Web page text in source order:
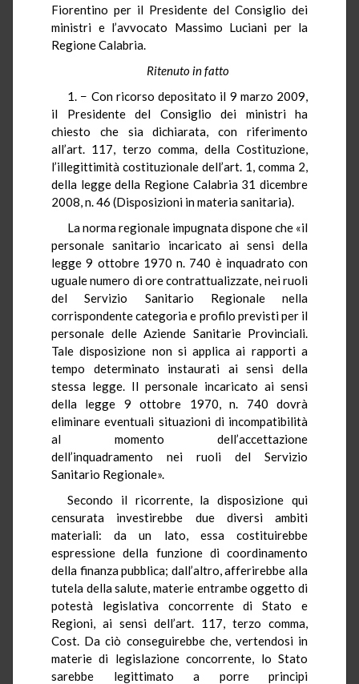
Fiorentino per il Presidente del Consiglio dei
ministri e l’avvocato Massimo Luciani per la
Regione Calabria.
Ritenuto in fatto
1. − Con ricorso depositato il 9 marzo 2009,
il Presidente del Consiglio dei ministri ha
chiesto che sia dichiarata, con riferimento
all’art. 117, terzo comma, della Costituzione,
l’illegittimità costituzionale dell’art. 1, comma 2,
della legge della Regione Calabria 31 dicembre
2008, n. 46 (Disposizioni in materia sanitaria).
La norma regionale impugnata dispone che «il
personale sanitario incaricato ai sensi della
legge 9 ottobre 1970 n. 740 è inquadrato con
uguale numero di ore contrattualizzate, nei ruoli
del Servizio Sanitario Regionale nella
corrispondente categoria e profilo previsti per il
personale delle Aziende Sanitarie Provinciali.
Tale disposizione non si applica ai rapporti a
tempo determinato instaurati ai sensi della
stessa legge. Il personale incaricato ai sensi
della legge 9 ottobre 1970, n. 740 dovrà
eliminare eventuali situazioni di incompatibilità
al momento dell’accettazione
dell’inquadramento nei ruoli del Servizio
Sanitario Regionale».
Secondo il ricorrente, la disposizione qui
censurata investirebbe due diversi ambiti
materiali: da un lato, essa costituirebbe
espressione della funzione di coordinamento
della finanza pubblica; dall’altro, afferirebbe alla
tutela della salute, materie entrambe oggetto di
potestà legislativa concorrente di Stato e
Regioni, ai sensi dell’art. 117, terzo comma,
Cost. Da ciò conseguirebbe che, vertendosi in
materie di legislazione concorrente, lo Stato
sarebbe legittimato a porre principi